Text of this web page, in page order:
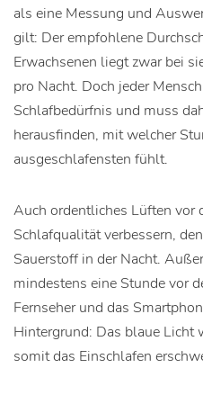
als eine Messung und
gilt: Der empfohlene
Erwachsenen liegt zwar bei
pro Nacht. Doch jeder
Schlafbedürfnis und muss
herausfinden, mit welcher
ausgeschlafensten fühlt.
Auch ordentliches Lüften vor
Schlafqualität verbessern,
Sauerstoff in der Nacht.
mindestens eine Stunde vor
Fernseher und das
Hintergrund: Das blaue Licht
somit das Einschlafen